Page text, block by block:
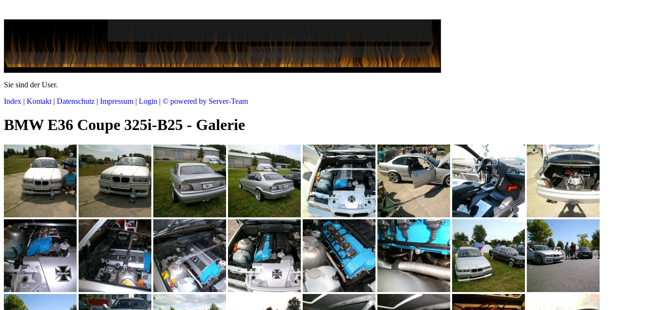
Sie sind derUser.
Index | Kontakt | Datenschutz | Impressum | Login | © powered by Server-Team
BMW E36 Coupe 325i-B25 - Galerie